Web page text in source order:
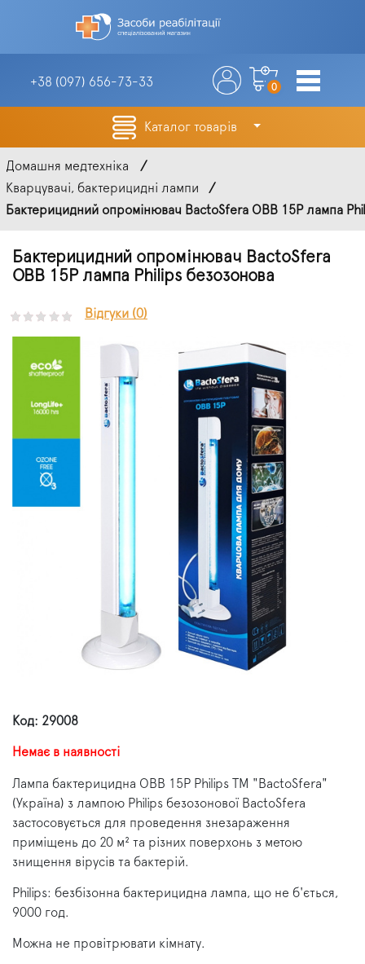
+38 (097) 656-73-33 0
Каталог товарів
Домашня медтехніка
Кварцувачі, бактерицидні лампи
Бактерицидний опромінювач BactoSfera OBB 15P лампа
Бактерицидний опромінювач BactoSfera
OBB 15P лампа Philips безозонова
Відгуки (0)
Код: 29008
Немає в наявності
Лампа бактерицидна OBB 15P Philips ТМ "BactoSfera"
(Україна) з лампою Philips безозонової BactoSfera
застосовується для проведення знезараження
приміщень до 20 м² та різних поверхонь з метою
знищення вірусів та бактерій.
Philips: безбізонна бактерицидна лампа, що не б'ється,
9000 год.
Можна не провітрювати кімнату.